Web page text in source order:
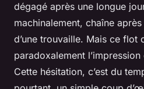
dégagé après une longue
machinalement, chaîne
d’une trouvaille. Mais ce flot
paradoxalement
Cette hésitation, c’est du